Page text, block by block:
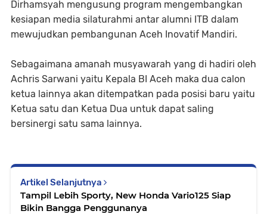
Dirhamsyah mengusung program mengembangkan
kesiapan media silaturahmi antar alumni ITB dalam
mewujudkan pembangunan Aceh Inovatif Mandiri.
Sebagaimana amanah musyawarah yang di hadiri oleh
Achris Sarwani yaitu Kepala BI Aceh maka dua calon
ketua lainnya akan ditempatkan pada posisi baru yaitu
Ketua satu dan Ketua Dua untuk dapat saling
bersinergi satu sama lainnya.
Artikel Selanjutnya
Tampil Lebih Sporty, New Honda Vario125 Siap
Bikin Bangga Penggunanya